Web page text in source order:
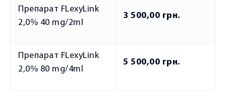
Консультація ревматолога
Консультація ортопеда-травматолога
Консультація кардіолога
Препарат FLexyLink
2,0% 40 mg/2ml
3 500,00 грн.
Препарат FLexyLink
2,0% 80 mg/4ml
5 500,00 грн.